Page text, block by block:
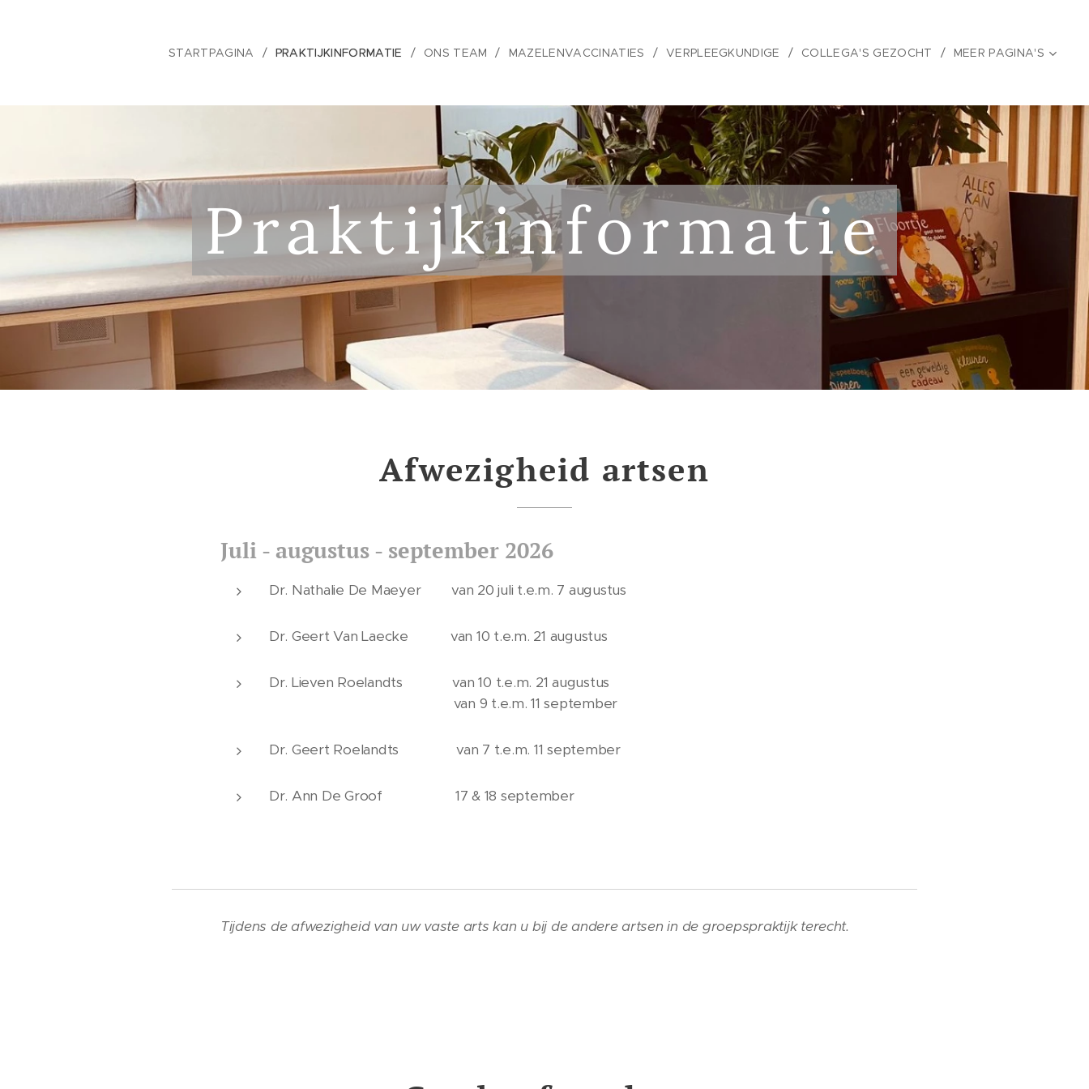
STARTPAGINA PRAKTIJKINFORMATIE ONS TEAM MAZELENVACCINATIES VERPLEEGKUNDIGE COLLEGA'S GEZOCHT MEER PAGINA'S
Praktijkinformatie
Afwezigheid artsen
Juli - augustus - september 2026
Dr. Nathalie De Maeyer van 20 juli t.e.m. 7 augustus
Dr. Geert Van Laecke van 10 t.e.m. 21 augustus
Dr. Lieven Roelandts van 10 t.e.m. 21 augustus
van 9 t.e.m. 11 september
Dr. Geert Roelandts van 7 t.e.m. 11 september
Dr. Ann De Groof 17 & 18 september
Tijdens de afwezigheid van uw vaste arts kan u bij de andere artsen in de groepspraktijk terecht.